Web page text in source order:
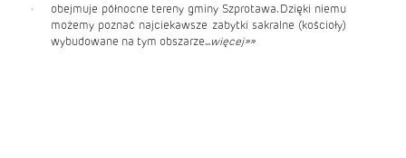
obejmuje północne tereny gminy Szprotawa. Dzięki niemu
możemy poznać najciekawsze zabytki sakralne (kościoły)
wybudowane na tym obszarze...więcej»»